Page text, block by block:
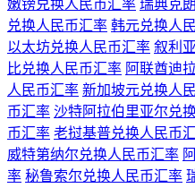
嫩镑兑换人民币汇率 瑞典克
兑换人民币汇率 韩元兑换人
以太坊兑换人民币汇率 叙利
比兑换人民币汇率 阿联酋迪
人民币汇率 新加坡元兑换人
币汇率 沙特阿拉伯里亚尔兑
币汇率 老挝基普兑换人民币
威特第纳尔兑换人民币汇率
率 秘鲁索尔兑换人民币汇率